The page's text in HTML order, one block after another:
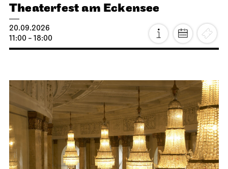
Theaterfest am Eckensee
20.09.2026
11:00 - 18:00